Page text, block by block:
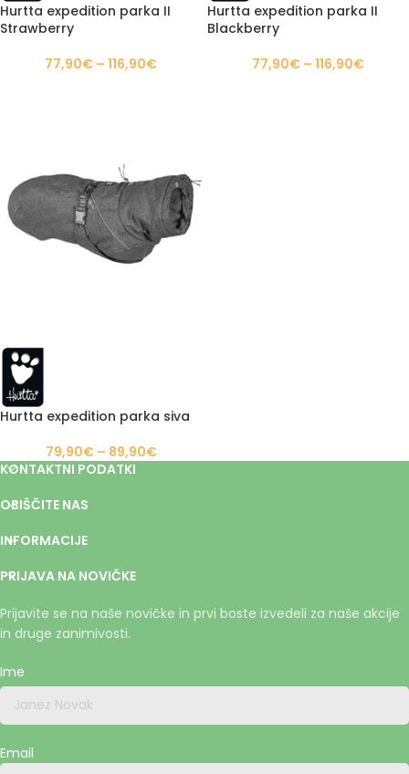
Hurtta expedition parka II
Strawberry
77,90€ – 116,90€
Hurtta expedition parka II
Blackberry
77,90€ – 116,90€
Hurtta expedition parka siva
79,90€ – 89,90€
KONTAKTNI PODATKI
OBIŠČITE NAS
INFORMACIJE
PRIJAVA NA NOVIČKE
Prijavite se na naše novičke in prvi boste izvedeli za naše akcije
in druge zanimivosti.
Ime
Email